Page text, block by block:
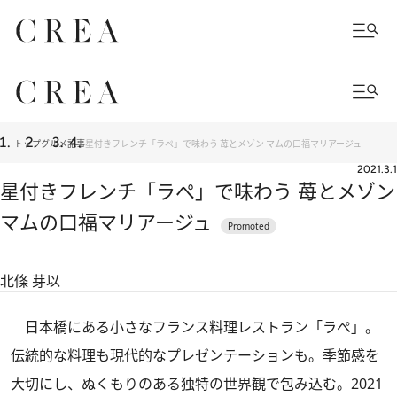
トップグルメ記事星付きフレンチ「ラぺ」で味わう 苺とメゾン マムの口福マリアージュ
2021.3.1
星付きフレンチ「ラぺ」で味わう 苺とメゾン
マムの口福マリアージュ
北條 芽以
日本橋にある小さなフランス料理レストラン「ラぺ」。
伝統的な料理も現代的なプレゼンテーションも。季節感を
大切にし、ぬくもりのある独特の世界観で包み込む。2021